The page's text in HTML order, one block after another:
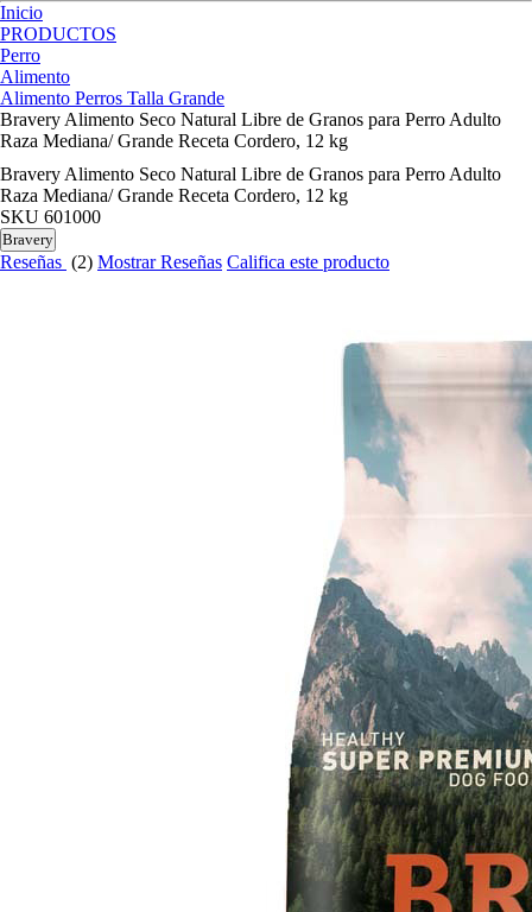
Inicio
PRODUCTOS
Perro
Alimento
Alimento Perros Talla Grande
Bravery Alimento Seco Natural Libre de Granos para Perro Adulto
Raza Mediana/ Grande Receta Cordero, 12 kg
Bravery Alimento Seco Natural Libre de Granos para Perro Adulto
Raza Mediana/ Grande Receta Cordero, 12 kg
SKU 601000
Bravery
Reseñas (2) Mostrar Reseñas Califica este producto